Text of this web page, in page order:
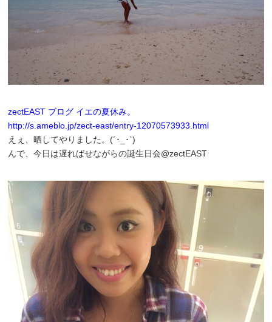
zectEAST ブログ イエの夏休み。
http://s.ameblo.jp/zect-east/entry-12070573933.html
えぇ、晒してやりました。(´･_･`)
んで、今日は遅ればせながらの誕生日会@zectEAST